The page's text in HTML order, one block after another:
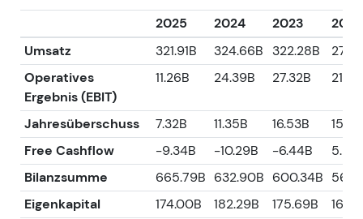
2025 2024 2023
2022
Umsatz
321.91B 324.66B 322.28B
Operatives
Ergebnis (EBIT)
11.26B 24.39B 27.32B
Jahresüberschuss 7.32B 11.35B 16.53B
Free Cashflow
-9.34B -10.29B -6.44B
Bilanzsumme
665.79B 632.90B 600.34B
Eigenkapital
174.00B 182.29B 175.69B